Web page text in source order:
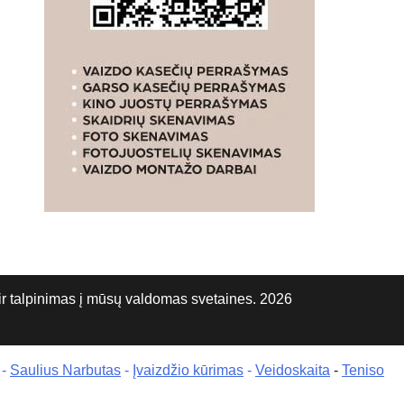
talpinimas į mūsų valdomas svetaines. 2026
Saulius Narbutas - Įvaizdžio kūrimas - Veidoskaita - Teniso